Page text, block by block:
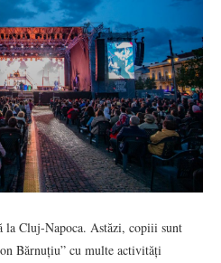
la Cluj-Napoca. Astăzi, copiii sunt
Bărnuțiu” cu multe activități